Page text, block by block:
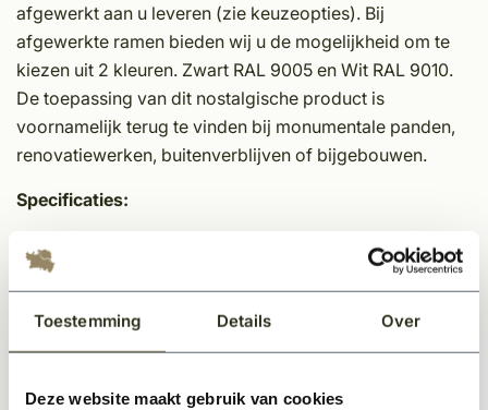
Toestemming Details Over
Deze website maakt gebruik van cookies
afgewerkt aan u leveren (zie keuzeopties). Bij
afgewerkte ramen bieden wij u de mogelijkheid om te
kiezen uit 2 kleuren. Zwart RAL 9005 en Wit RAL 9010.
De toepassing van dit nostalgische product is
voornamelijk terug te vinden bij monumentale panden,
renovatiewerken, buitenverblijven of bijgebouwen.
Specificaties:
Raam leverbaar zonder glas, met glas set op maat of
inclusief gemonteerd glas
Plaatsing in steen - ook voorziening van montagepunt
voor in hout